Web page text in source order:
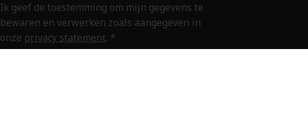
Ik geef de toestemming om mijn gegevens te
bewaren en verwerken zoals aangegeven in
onze privacy statement. *